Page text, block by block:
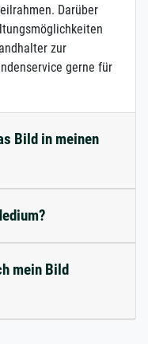
Darüber
zur
gerne für
Bild in meinen
mein Bild